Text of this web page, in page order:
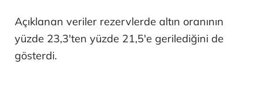
Açıklanan veriler rezervlerde altın oranının
yüzde 23,3'ten yüzde 21,5'e gerilediğini de
gösterdi.